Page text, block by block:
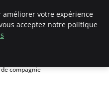
compagnie
améliorer votre expérience
acceptez notre politique